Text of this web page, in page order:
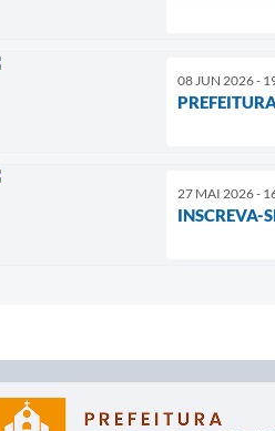
08 JUN 2026 -
27 MAI 2026 -
INSCREVA-